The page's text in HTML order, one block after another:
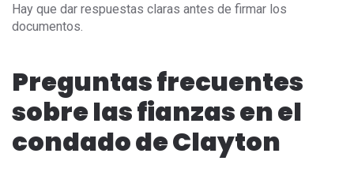
Hay que dar respuestas claras antes de firmar los
documentos.
Preguntas frecuentes
sobre las fianzas en el
condado de Clayton